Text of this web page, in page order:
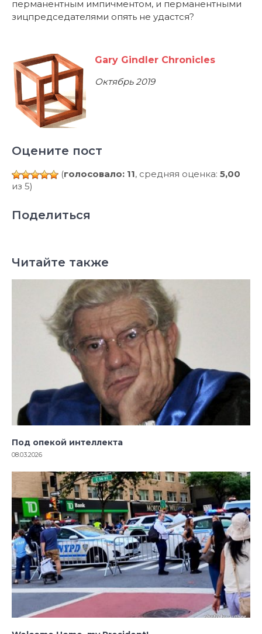
перманентным импичментом, и перманентными
зицпредседателями опять не удастся?
Gary Gindler Chronicles
Октябрь 2019
Оцените пост
(голосовало: 11, средняя оценка: 5,00
из 5)
Поделиться
Читайте также
Под опекой интеллекта
08.03.2026